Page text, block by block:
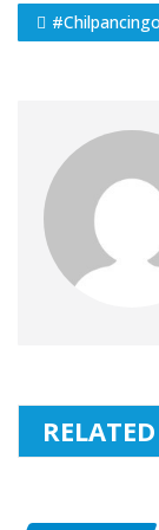
#Chilpancingo